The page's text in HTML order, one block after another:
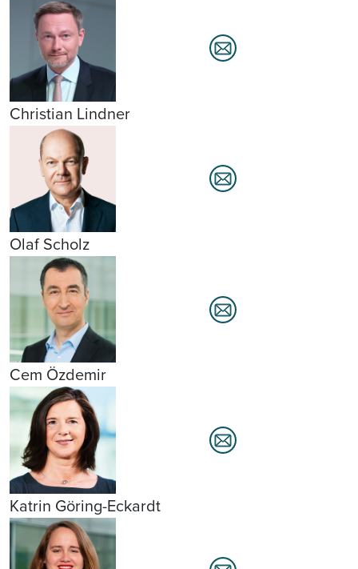
Christian Lindner
Olaf Scholz
Cem Özdemir
Katrin Göring-Eckardt